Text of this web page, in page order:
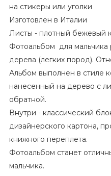
на стикеры или уголки
Изготовлен в Италии
Листы - плотный бежевый
Фотоальбом для мальчика
дерева (легких пород).
Альбом выполнен в стиле
нанесенный на дерево с
обратной.
Внутри - классический
дизайнерского картона,
книжного переплета.
Фотоальбом станет
мальчика.